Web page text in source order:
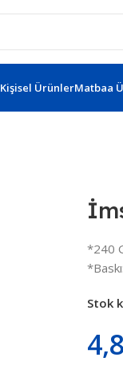
Kişisel ÜrünlerMatbaa
*240
Stok